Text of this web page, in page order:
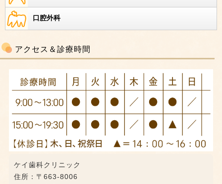
口腔外科
アクセス＆診療時間
ケイ歯科クリニック
住所：〒663-8006